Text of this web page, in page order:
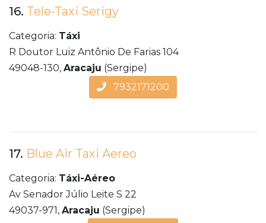
16. Tele-Taxi Serigy
Categoria: Táxi
R Doutor Luiz Antônio De Farias 104
49048-130, Aracaju (Sergipe)
7932171200
17. Blue Air Taxi Aereo
Categoria: Táxi-Aéreo
Av Senador Júlio Leite S 22
49037-971, Aracaju (Sergipe)